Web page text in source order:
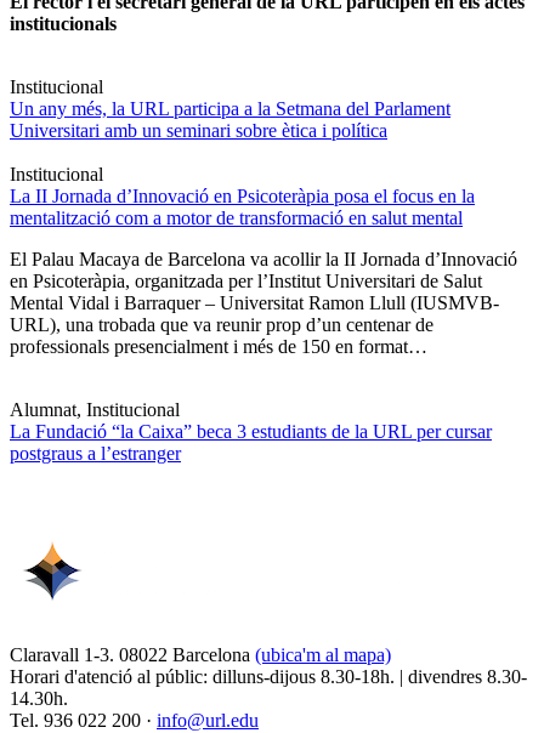
institucionals
Institucional
Un any més, la URL participa a la Setmana del Parlament
Universitari amb un seminari sobre ètica i política
Institucional
La II Jornada d’Innovació en Psicoteràpia posa el focus en la
mentalització com a motor de transformació en salut mental
El Palau Macaya de Barcelona va acollir la II Jornada d’Innovació
en Psicoteràpia, organitzada per l’Institut Universitari de Salut
Mental Vidal i Barraquer – Universitat Ramon Llull (IUSMVB-
URL), una trobada que va reunir prop d’un centenar de
professionals presencialment i més de 150 en format…
Alumnat, Institucional
La Fundació “la Caixa” beca 3 estudiants de la URL per cursar
postgraus a l’estranger
Claravall 1-3. 08022 Barcelona (ubica'm al mapa)
Horari d'atenció al públic: dilluns-dijous 8.30-18h. | divendres 8.30-
14.30h.
Tel. 936 022 200 · info@url.edu